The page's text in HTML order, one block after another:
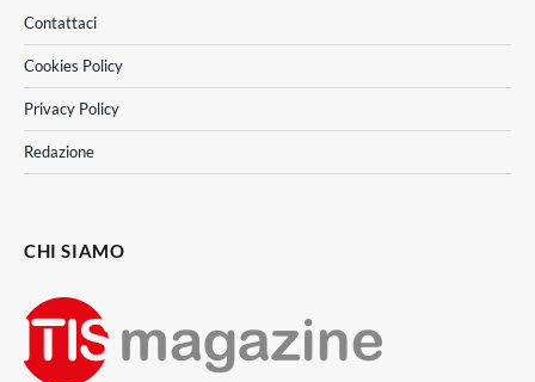
Contattaci
Cookies Policy
Privacy Policy
Redazione
CHI SIAMO